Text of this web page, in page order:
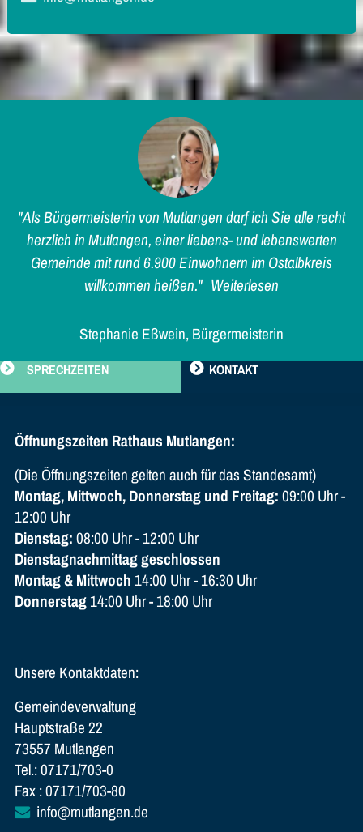
"Als Bürgermeisterin von Mutlangen darf ich Sie alle recht
herzlich in Mutlangen, einer liebens- und lebenswerten
Gemeinde mit rund 6.900 Einwohnern im Ostalbkreis
willkommen heißen." Weiterlesen
Stephanie Eßwein, Bürgermeisterin
SPRECHZEITEN KONTAKT
Öffnungszeiten Rathaus Mutlangen:
(Die Öffnungszeiten gelten auch für das Standesamt)
Montag, Mittwoch, Donnerstag und Freitag:09:00 Uhr -
12:00 Uhr
Dienstag:08:00 Uhr - 12:00 Uhr
Dienstagnachmittag geschlossen
Montag & Mittwoch 14:00 Uhr - 16:30 Uhr
Donnerstag14:00 Uhr - 18:00 Uhr
Unsere Kontaktdaten:
Gemeindeverwaltung
Hauptstraße 22
73557 Mutlangen
Tel.: 07171/703-0
Fax : 07171/703-80
info@mutlangen.de